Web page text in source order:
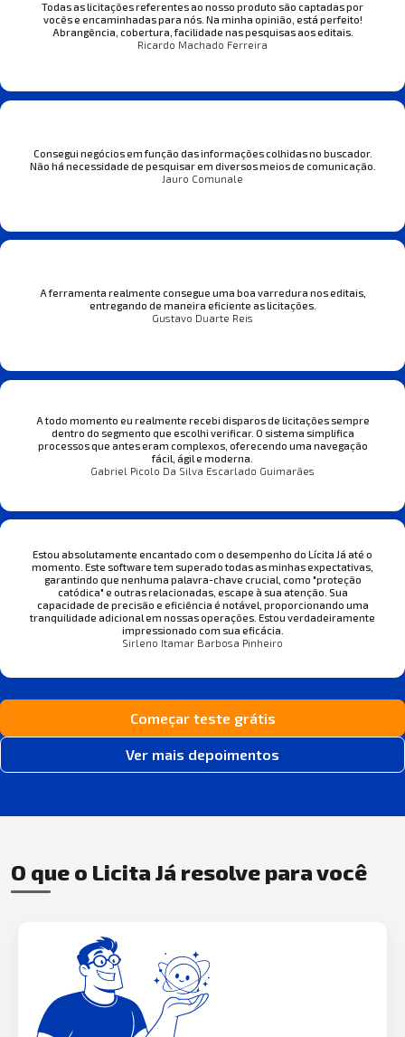
Todas as licitações referentes ao nosso produto são captadas por
vocês e encaminhadas para nós. Na minha opinião, está perfeito!
Abrangência, cobertura, facilidade nas pesquisas aos editais.
Ricardo Machado Ferreira
Consegui negócios em função das informações colhidas no buscador.
Não há necessidade de pesquisar em diversos meios de comunicação.
Jauro Comunale
A ferramenta realmente consegue uma boa varredura nos editais,
entregando de maneira eficiente as licitações.
Gustavo Duarte Reis
A todo momento eu realmente recebi disparos de licitações sempre
dentro do segmento que escolhi verificar. O sistema simplifica
processos que antes eram complexos, oferecendo uma navegação
fácil, ágil e moderna.
Gabriel Picolo Da Silva Escarlado Guimarães
Estou absolutamente encantado com o desempenho do Lícita Já até o
momento. Este software tem superado todas as minhas expectativas,
garantindo que nenhuma palavra-chave crucial, como "proteção
catódica" e outras relacionadas, escape à sua atenção. Sua
capacidade de precisão e eficiência é notável, proporcionando uma
tranquilidade adicional em nossas operações. Estou verdadeiramente
impressionado com sua eficácia.
Sirleno Itamar Barbosa Pinheiro
Começar teste grátis
Ver mais depoimentos
O que o Licita Já resolve para você